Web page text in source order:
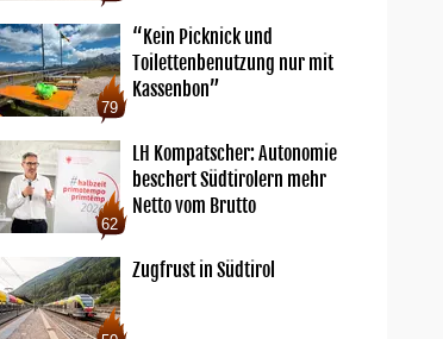
79
“Kein Picknick und
Toilettenbenutzung nur mit
Kassenbon”
62
LH Kompatscher: Autonomie
beschert Südtirolern mehr
Netto vom Brutto
Zugfrust in Südtirol